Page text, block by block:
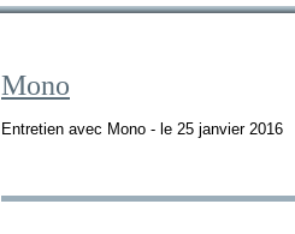
Mono
Entretien avec Mono - le 25 janvier 2016